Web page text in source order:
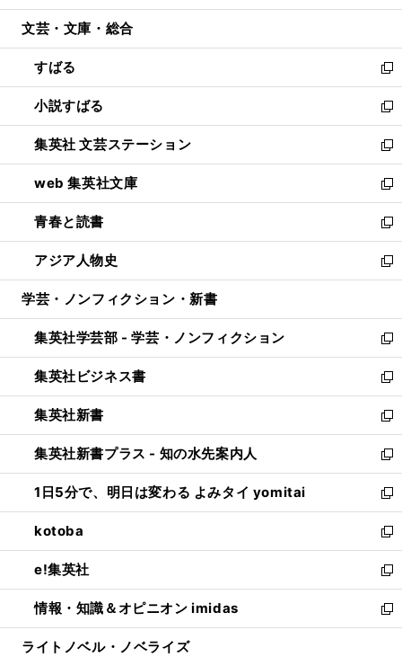
開
ウ
開
く
ン
ウ
で
開
く
ウ
ン
ド
ウ
で
開
く
文芸・文庫・総合
すばる
新
し
い
ウ
ィ
ン
ド
ウ
で
開
く
小説すばる
新
し
い
ウ
ィ
ン
ド
ウ
で
開
集英社 文芸ステーション
新
し
い
ウ
ィ
ン
ド
ウ
開
く
web 集英社文庫
新
し
い
ウ
ィ
ン
ウ
で
開
く
青春と読書
新
し
い
ウ
ン
ド
ウ
で
開
く
アジア人物史
新
し
ウ
ィ
ン
ド
ウ
で
開
く
学芸・ノンフィクション・新書
集英社学芸部 - 学芸・ノンフィクション
新
し
い
ウ
ィ
ン
ド
ウ
で
開
く
集英社ビジネス書
新
し
い
ウ
ィ
ン
ド
ウ
で
開
く
集英社新書
新
し
い
ウ
ィ
ン
ド
ウ
で
開
く
集英社新書プラス - 知の水先案内人
新
し
い
ウ
ィ
ン
ド
ウ
で
開
1日5分で、明日は変わる よみタイ yomitai
新
し
い
ウ
ィ
ン
ド
ウ
kotoba
新
し
い
ウ
ィ
ン
e!集英社
新
し
い
ウ
情報・知識＆オピニオン imidas
新
し
ライトノベル・ノベライズ